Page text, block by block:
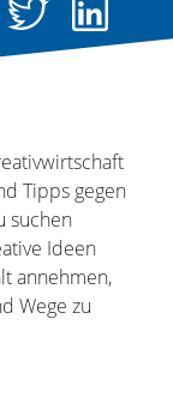
Tipps gegen
suchen
Ideen
annehmen,
Wege zu